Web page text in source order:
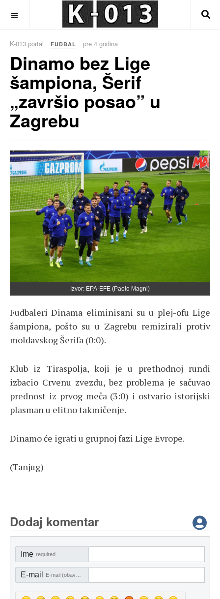
K-013 portal FUDBAL pre 4 godina
Dinamo bez Lige
šampiona, Šerif
„završio posao” u
Zagrebu
Izvor: EPA-EFE (Paolo Magni)
Fudbaleri Dinama eliminisani su u plej-ofu Lige
šampiona, pošto su u Zagrebu remizirali protiv
moldavskog Šerifa (0:0).
Klub iz Tiraspolja, koji je u prethodnoj rundi
izbacio Crvenu zvezdu, bez problema je sačuvao
prednost iz prvog meča (3:0) i ostvario istorijski
plasman u elitno takmičenje.
Dinamo će igrati u grupnoj fazi Lige Evrope.
(Tanjug)
Dodaj komentar
Ime required
E-mail